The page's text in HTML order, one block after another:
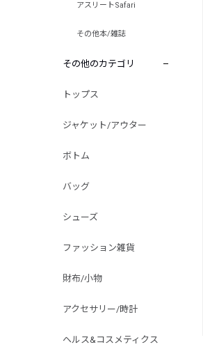
アスリートSafari
その他本/雑誌
その他のカテゴリ
トップス
ジャケット/アウター
ボトム
バッグ
シューズ
ファッション雑貨
財布/小物
アクセサリー/時計
ヘルス&コスメティクス
THE DUFFER OF ST.GEORGE
プリントTシャツ